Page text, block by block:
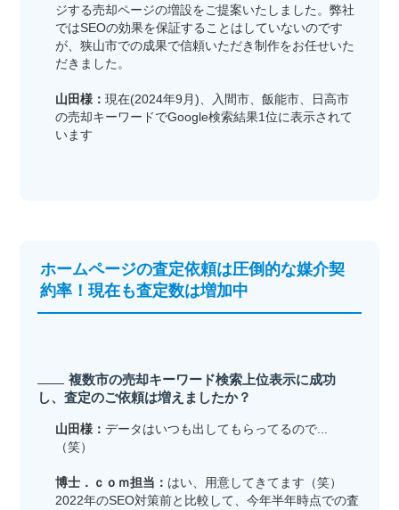
ジする売却ページの増設をご提案いたしました。弊社
ではSEOの効果を保証することはしていないのです
が、狭山市での成果で信頼いただき制作をお任せいた
だきました。
山田様：現在(2024年9月)、入間市、飯能市、日高市
の売却キーワードでGoogle検索結果1位に表示されて
います
ホームページの査定依頼は圧倒的な媒介契
約率！現在も査定数は増加中
複数市の売却キーワード検索上位表示に成功
し、査定のご依頼は増えましたか？
山田様：データはいつも出してもらってるので...
（笑）
博士．ｃｏｍ担当： はい、用意してきてます（笑）
2022年のSEO対策前と比較して、今年半年時点での査